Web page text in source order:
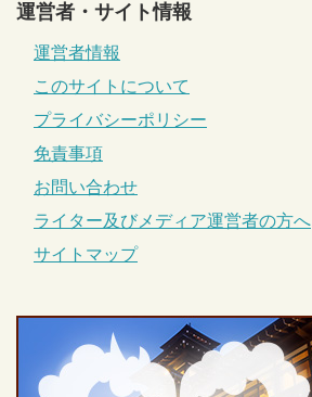
運営者・サイト情報
運営者情報
このサイトについて
プライバシーポリシー
免責事項
お問い合わせ
ライター及びメディア運営者の方へ
サイトマップ